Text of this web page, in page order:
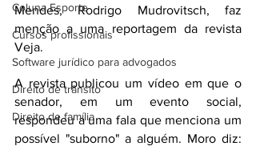
Coluna Esporte
Cursos profissionais
Software jurídico para advogados
Direito de trânsito
Direito de família
Mendes, Rodrigo Mudrovitsch, faz
menção a uma reportagem da revista
Veja.
A revista publicou um vídeo em que o
senador, em um evento social,
respondeu a uma fala que menciona um
possível "suborno" a alguém. Moro diz: